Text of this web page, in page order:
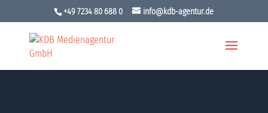
+49 7234 80 688 0 info@kdb-agentur.de